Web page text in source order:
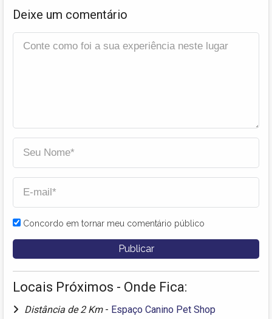
Deixe um comentário
Concordo em tornar meu comentário público
Locais Próximos - Onde Fica:
Distância de 2 Km - Espaço Canino Pet Shop